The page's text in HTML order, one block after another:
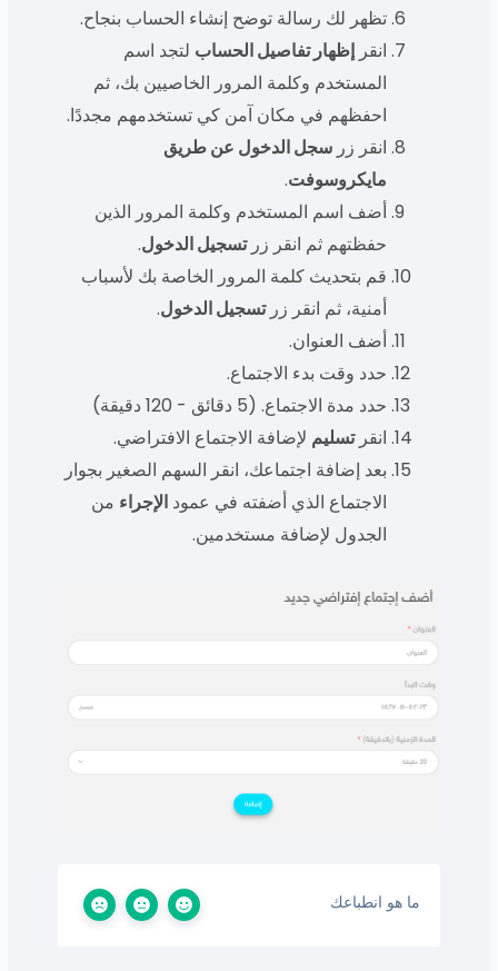
تظهر لك رسالة توضح إنشاء الحساب بنجاح.
انقرإظهار تفاصيل الحساب لتجد اسم
المستخدم وكلمة المرور الخاصيين بك، ثم
احفظهم في مكان آمن كي تستخدمهم مجددًا.
انقر زرسجل الدخول عن طريق
مايكروسوفت.
أضف اسم المستخدم وكلمة المرور الذين
حفظتهم ثم انقر زرتسجيل الدخول.
قم بتحديث كلمة المرور الخاصة بك لأسباب
أمنية، ثم انقر زرتسجيل الدخول.
أضف العنوان.
حدد وقت بدء الاجتماع.
حدد مدة الاجتماع. (5 دقائق - 120 دقيقة)
انقرتسليم لإضافة الاجتماع الافتراضي.
بعد إضافة اجتماعك، انقر السهم الصغير بجوار
الاجتماع الذي أضفته في عمودالإجراء من
الجدول لإضافة مستخدمين.
ما هو انطباعك